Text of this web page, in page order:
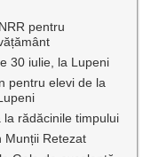
pentru
30 iulie, la Lupeni
pentru elevi de la
rădăcinile timpului
Munții Retezat